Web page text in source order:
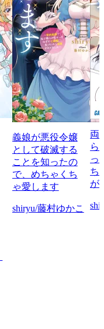
義娘が悪役令嬢
として破滅する
ことを知ったの
で、めちゃくち
ゃ愛します
shiryu/藤村ゆかこ
両
ら
っ
ち
が